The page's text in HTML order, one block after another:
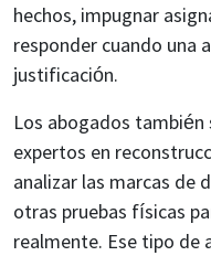
hechos, impugnar
responder cuando una
justificación.
Los abogados
expertos en
analizar las marcas de
otras pruebas físicas
realmente. Ese tipo de